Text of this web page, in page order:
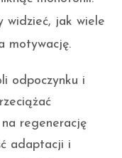
widzieć, jak wiele
motywację.
odpoczynku i
regenerację
adaptacji i